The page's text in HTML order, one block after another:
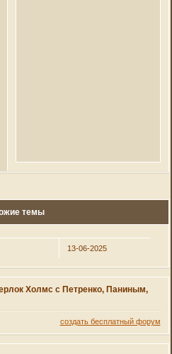
темы
13-06-2025
Холмс с Петренко, Паниным,
создать бесплатный форум